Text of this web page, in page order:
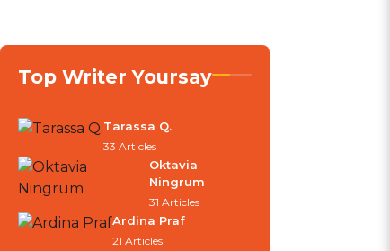
Top Writer Yoursay
Tarassa Q.
33 Articles
Oktavia
Ningrum
31 Articles
Ardina Praf
21 Articles